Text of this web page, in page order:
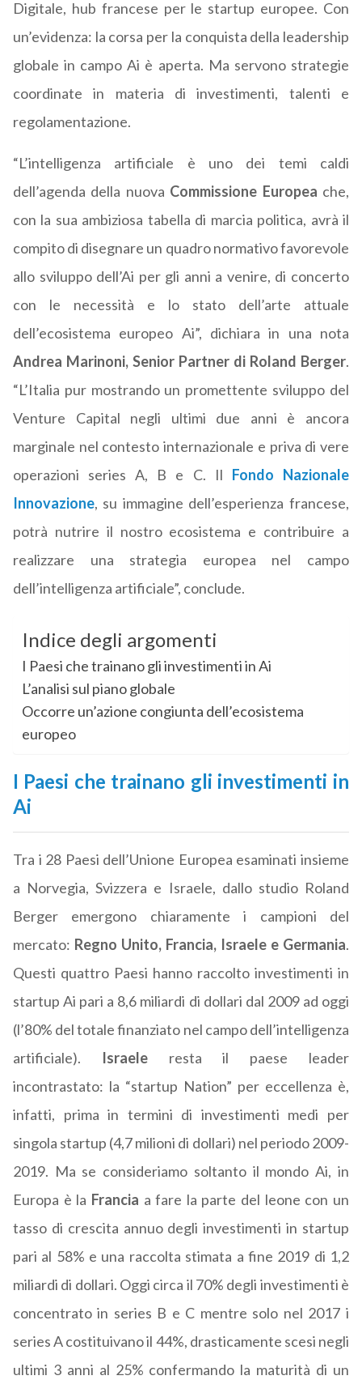
Digitale, hub francese per le startup europee. Con
un’evidenza: la corsa per la conquista della leadership
globale in campo Ai è aperta. Ma servono strategie
coordinate in materia di investimenti, talenti e
regolamentazione.
“L’intelligenza artificiale è uno dei temi caldi
dell’agenda della nuova Commissione Europea che,
con la sua ambiziosa tabella di marcia politica, avrà il
compito di disegnare un quadro normativo favorevole
allo sviluppo dell’Ai per gli anni a venire, di concerto
con le necessità e lo stato dell’arte attuale
dell’ecosistema europeo Ai”, dichiara in una nota
Andrea Marinoni, Senior Partner di Roland Berger.
“L’Italia pur mostrando un promettente sviluppo del
Venture Capital negli ultimi due anni è ancora
marginale nel contesto internazionale e priva di vere
operazioni series A, B e C. Il Fondo Nazionale
Innovazione, su immagine dell’esperienza francese,
potrà nutrire il nostro ecosistema e contribuire a
realizzare una strategia europea nel campo
dell’intelligenza artificiale”, conclude.
Indice degli argomenti
I Paesi che trainano gli investimenti in Ai
L’analisi sul piano globale
Occorre un’azione congiunta dell’ecosistema
europeo
I Paesi che trainano gli investimenti in
Ai
Tra i 28 Paesi dell’Unione Europea esaminati insieme
a Norvegia, Svizzera e Israele, dallo studio Roland
Berger emergono chiaramente i campioni del
mercato: Regno Unito, Francia, Israele e Germania.
Questi quattro Paesi hanno raccolto investimenti in
startup Ai pari a 8,6 miliardi di dollari dal 2009 ad oggi
(l’80% del totale finanziato nel campo dell’intelligenza
artificiale).
Israeleresta il paese leader
incontrastato: la “startup Nation” per eccellenza è,
infatti, prima in termini di investimenti medi per
singola startup (4,7 milioni di dollari) nel periodo 2009-
2019. Ma se consideriamo soltanto il mondo Ai, in
Europa è la Francia a fare la parte del leone con un
tasso di crescita annuo degli investimenti in startup
pari al 58% e una raccolta stimata a fine 2019 di 1,2
miliardi di dollari. Oggi circa il 70% degli investimenti è
concentrato in series B e C mentre solo nel 2017 i
series A costituivano il 44%, drasticamente scesi negli
ultimi 3 anni al 25% confermando la maturità di un